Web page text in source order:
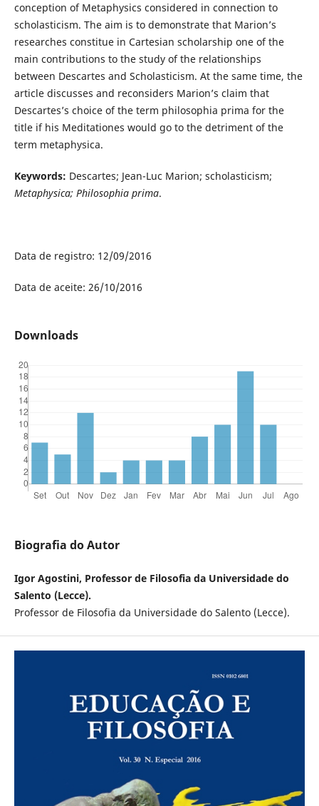
conception of Metaphysics considered in connection to
scholasticism. The aim is to demonstrate that Marion’s
researches constitue in Cartesian scholarship one of the
main contributions to the study of the relationships
between Descartes and Scholasticism. At the same time, the
article discusses and reconsiders Marion’s claim that
Descartes’s choice of the term philosophia prima for the
title if his Meditationes would go to the detriment of the
term metaphysica.
Keywords: Descartes; Jean-Luc Marion; scholasticism;
Metaphysica; Philosophia prima.
Data de registro: 12/09/2016
Data de aceite: 26/10/2016
Downloads
Biografia do Autor
Igor Agostini, Professor de Filosofia da Universidade do
Salento (Lecce).
Professor de Filosofia da Universidade do Salento (Lecce).